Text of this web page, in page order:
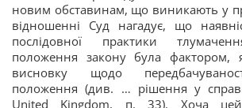
новим обставинам, що виникають у
відношенні Суд нагадує, що
послідовної практики
положення закону була фактором,
висновку щодо
положення (див. … рішення у
United Kingdom, п. 33). Хоча